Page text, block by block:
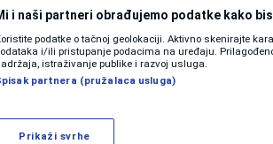
FENOMENI
NEISTRAŽENO
VIRALNO
Milorad Dodik vratio se iz
i naši partneri obrađujemo podatke kako
podatke o tačnoj geolokaciji. Aktivno skenirajte
i/ili pristupanje podacima na uređaju.
istraživanje publike i razvoj usluga.
partnera (pružalaca usluga)
Prikaži svrhe